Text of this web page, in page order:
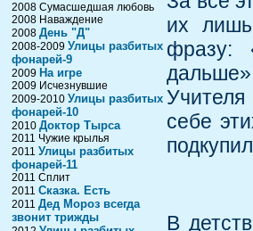
2008 Сумасшедшая любовь
2008 Наваждение
2008 День "Д"
2008-2009 Улицы разбитых
фонарей-9
2009 На игре
2009 Исчезнувшие
2009-2010 Улицы разбитых
фонарей-10
2010 Доктор Тырса
2011 Чужие крылья
2011 Улицы разбитых
фонарей-11
2011 Сплит
2011 Сказка. Есть
2011 Дед Мороз всегда
звонит трижды
их
фразу:
себе
В